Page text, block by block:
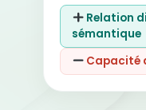
Relation
sémantique
Capacité